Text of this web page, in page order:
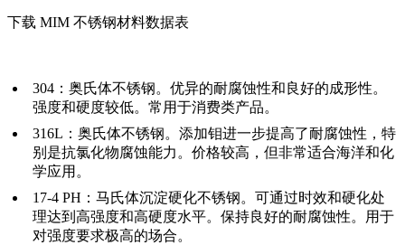
下载 MIM 不锈钢材料数据表
304：奥氏体不锈钢。优异的耐腐蚀性和良好的成形性。
强度和硬度较低。常用于消费类产品。
316L：奥氏体不锈钢。添加钼进一步提高了耐腐蚀性，特
别是抗氯化物腐蚀能力。价格较高，但非常适合海洋和化
学应用。
17-4 PH：马氏体沉淀硬化不锈钢。可通过时效和硬化处
理达到高强度和高硬度水平。保持良好的耐腐蚀性。用于
对强度要求极高的场合。